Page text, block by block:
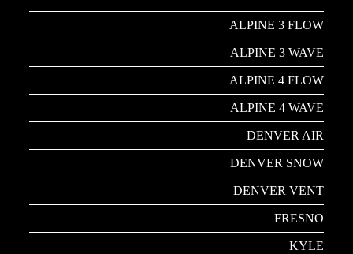
ALPINE 3 FLOW
ALPINE 3 WAVE
ALPINE 4 FLOW
ALPINE 4 WAVE
DENVER AIR
DENVER SNOW
DENVER VENT
FRESNO
KYLE